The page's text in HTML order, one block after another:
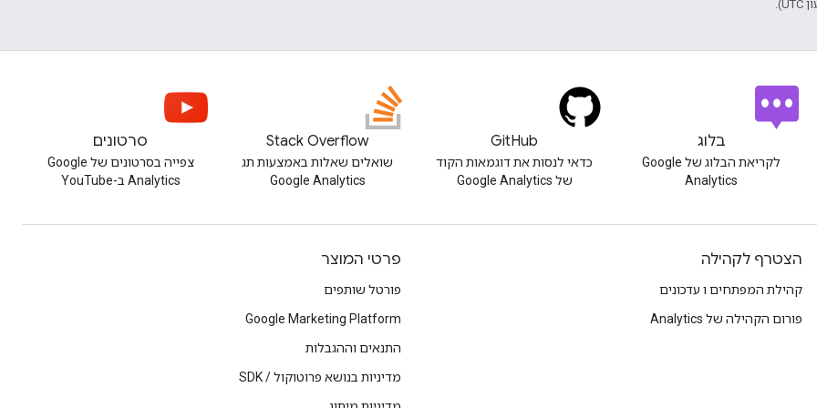
בלוג
לקריאת הבלוג של Google
Analytics
GitHub
כדאי לנסות את דוגמאות הקוד
של Google Analytics
Stack Overflow
שואלים שאלות באמצעות תג
Google Analytics
סרטונים
צפייה בסרטונים של Google
Analytics ב-YouTube
הצטרף לקהילה
קהילת המפתחים ו עדכונים
פורום הקהילה של Analytics
פרטי המוצר
פורטל שותפים
Google Marketing Platform
התנאים וההגבלות
מדיניות בנושא פרוטוקול / SDK